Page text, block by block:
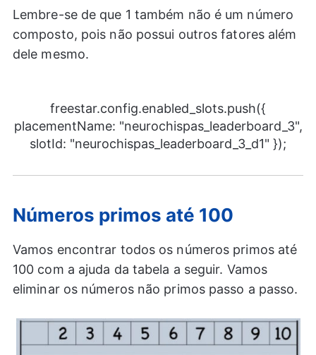
Lembre-se de que 1 também não é um número
composto, pois não possui outros fatores além
dele mesmo.
freestar.config.enabled_slots.push({
placementName: "neurochispas_leaderboard_3",
slotId: "neurochispas_leaderboard_3_d1" });
Números primos até 100
Vamos encontrar todos os números primos até
100 com a ajuda da tabela a seguir. Vamos
eliminar os números não primos passo a passo.